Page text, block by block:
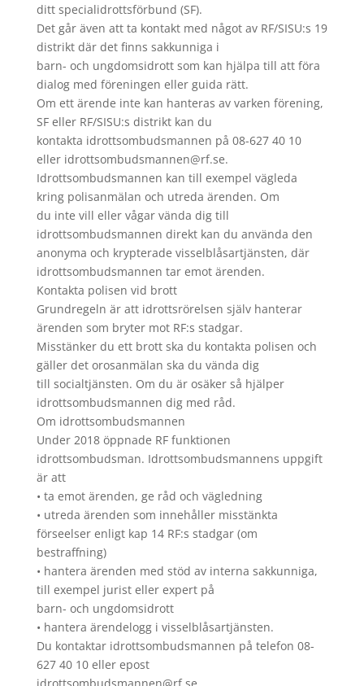
ditt specialidrottsförbund (SF).
Det går även att ta kontakt med något av RF/SISU:s 19
distrikt där det finns sakkunniga i
barn- och ungdomsidrott som kan hjälpa till att föra
dialog med föreningen eller guida rätt.
Om ett ärende inte kan hanteras av varken förening,
SF eller RF/SISU:s distrikt kan du
kontakta idrottsombudsmannen på 08-627 40 10
eller idrottsombudsmannen@rf.se.
Idrottsombudsmannen kan till exempel vägleda
kring polisanmälan och utreda ärenden. Om
du inte vill eller vågar vända dig till
idrottsombudsmannen direkt kan du använda den
anonyma och krypterade visselblåsartjänsten, där
idrottsombudsmannen tar emot ärenden.
Kontakta polisen vid brott
Grundregeln är att idrottsrörelsen själv hanterar
ärenden som bryter mot RF:s stadgar.
Misstänker du ett brott ska du kontakta polisen och
gäller det orosanmälan ska du vända dig
till socialtjänsten. Om du är osäker så hjälper
idrottsombudsmannen dig med råd.
Om idrottsombudsmannen
Under 2018 öppnade RF funktionen
idrottsombudsman. Idrottsombudsmannens uppgift
är att
• ta emot ärenden, ge råd och vägledning
• utreda ärenden som innehåller misstänkta
förseelser enligt kap 14 RF:s stadgar (om
bestraffning)
• hantera ärenden med stöd av interna sakkunniga,
till exempel jurist eller expert på
barn- och ungdomsidrott
• hantera ärendelogg i visselblåsartjänsten.
Du kontaktar idrottsombudsmannen på telefon 08-
627 40 10 eller epost